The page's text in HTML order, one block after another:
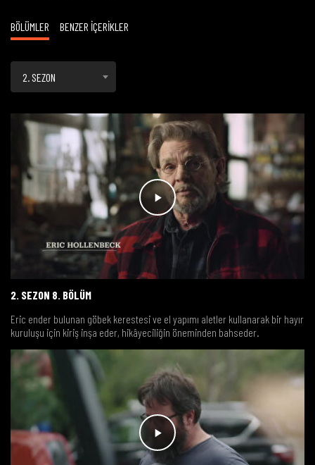
BÖLÜMLER BENZER İÇERİKLER
2. SEZON
2. SEZON 8. BÖLÜM
Eric ender bulunan göbek kerestesi ve el yapımı aletler kullanarak bir hayır
kuruluşu için kiriş inşa eder, hikâyeciliğin öneminden bahseder.